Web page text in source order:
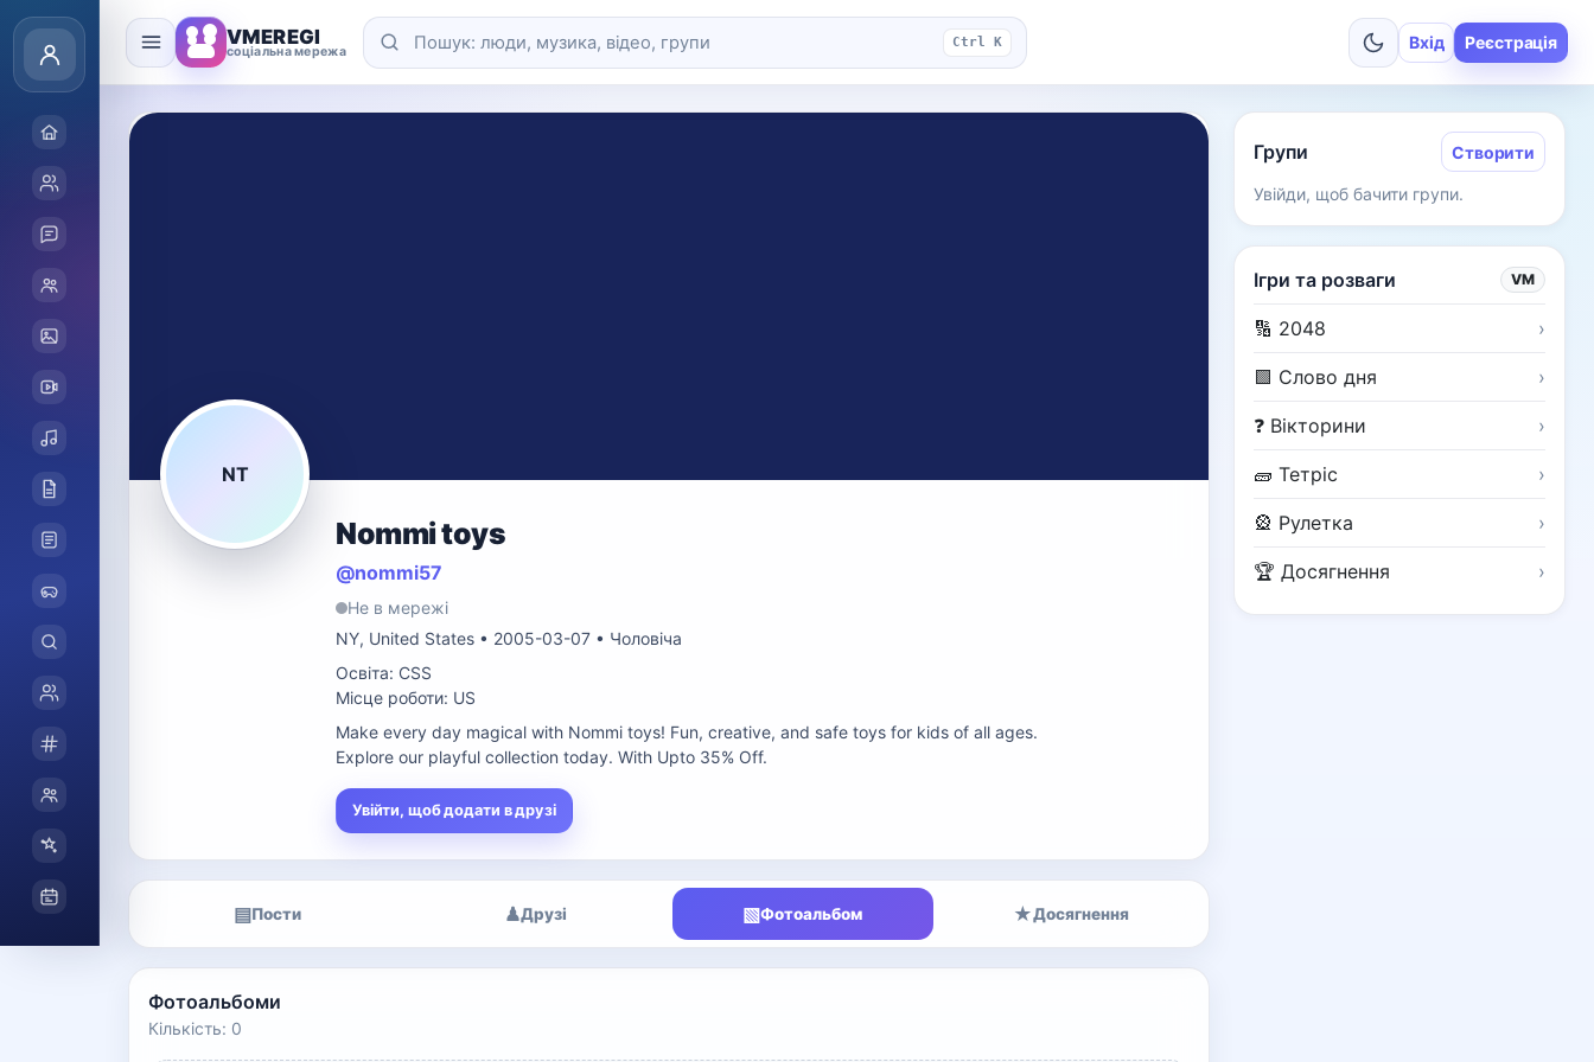
VMEREGI
соціальна мережа
Ctrl K Вхід Реєстрація
NT
Nommi toys
@nommi57
Не в мережі
NY, United States • 2005-03-07 • Чоловіча
Освіта: CSS
Місце роботи: US
Make every day magical with Nommi toys! Fun, creative, and safe toys for kids of all ages.
Explore our playful collection today. With Upto 35% Off.
Увійти, щоб додати в друзі
▤Пости ♟Друзі ▧Фотоальбом ★Досягнення
Фотоальбоми
Кількість: 0
Групи Створити
Увійди, щоб бачити групи.
Ігри та розваги VM
🔢 2048 ›
🟩 Слово дня ›
❓ Вікторини ›
🧱 Тетріс ›
🎡 Рулетка ›
🏆 Досягнення ›